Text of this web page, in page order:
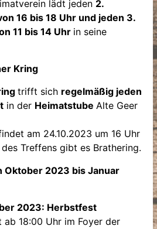
lädt jeden 2.
16 bis 18 Uhr und jeden 3.
11 bis 14 Uhr in seine
Kring
trifft sich regelmäßig jeden
in der Heimatstube Alte Geer
am 24.10.2023 um 16 Uhr
Treffens gibt es Brathering.
Oktober 2023 bis Januar
2023: Herbstfest
18:00 Uhr im Foyer der